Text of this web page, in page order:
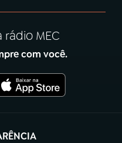
rádio MEC
com você.
em nova aba)